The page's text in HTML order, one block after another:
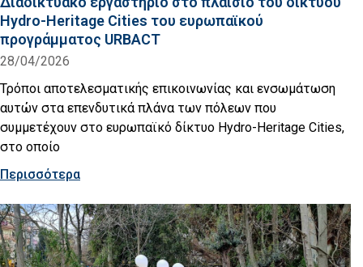
Hydro-Heritage Cities του ευρωπαϊκού
προγράμματος URBACT
28/04/2026
Τρόποι αποτελεσματικής επικοινωνίας και ενσωμάτωση
αυτών στα επενδυτικά πλάνα των πόλεων που
συμμετέχουν στο ευρωπαϊκό δίκτυο Hydro-Heritage Cities,
στο οποίο
Περισσότερα